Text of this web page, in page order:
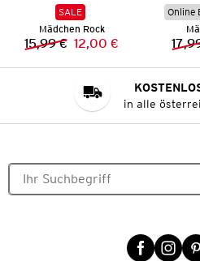
SALE
Mädchen Rock
Vorheriger Preis:
15,99 € Neuer Preis:
12,00 €
Online
in alle